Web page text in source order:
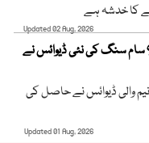
کا خدشہ ہے
Updated 02 Aug, 2026
سام سنگ کی نئی ڈیوائس نے
والی ڈیوائس نے حاصل کی
Updated 01 Aug, 2026